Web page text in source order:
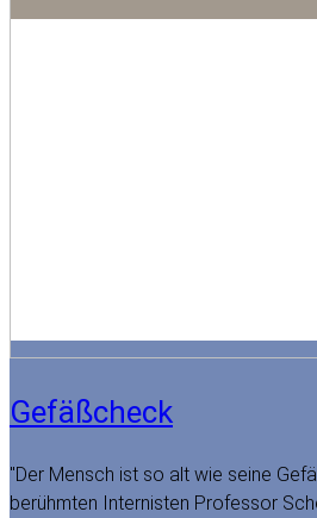
Gefäßcheck
"Der Mensch ist so alt wie seine
berühmten Internisten Professor